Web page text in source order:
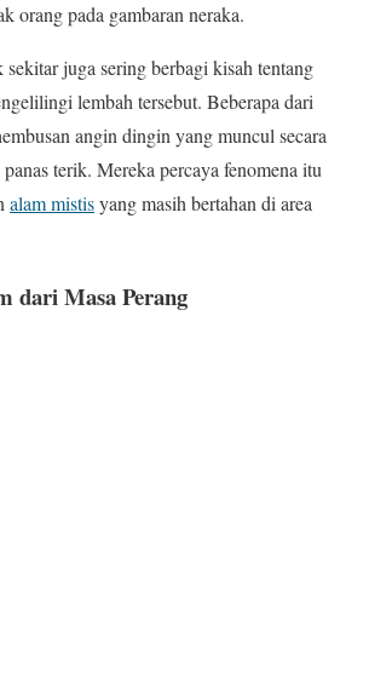
orang pada gambaran neraka.
juga sering berbagi kisah tentang
lembah tersebut. Beberapa dari
angin dingin yang muncul secara
terik. Mereka percaya fenomena itu
alam mistisyang masih bertahan di area
dari Masa Perang